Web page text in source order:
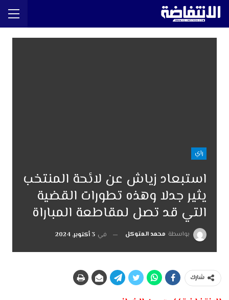
راي
استبعاد زياش عن لائحة المنتخب
يثير جدلا وهذه تطورات القضية
التي قد تصل لمقاطعة المباراة
بواسطة محمد المتوكل في 3 أكتوبر, 2024
شارك